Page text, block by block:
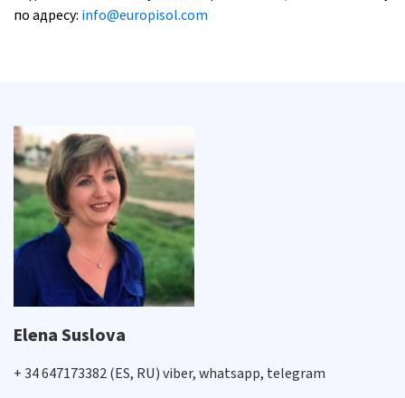
по адресу: info@europisol.com
Elena Suslova
+ 34 647173382 (ES, RU) viber, whatsapp, telegram